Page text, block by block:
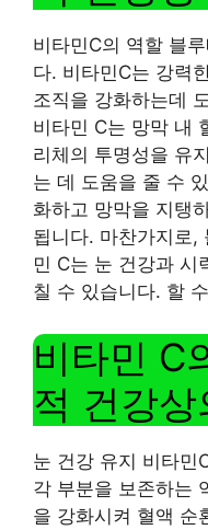
비타민C의 역할 블
다. 비타민C는 강력
조직을 강화하는데
비타민 C는 망막 내
리체의 투명성을 유
는 데 도움을 줄 수
화하고 망막을 지탱
됩니다. 마찬가지로,
민 C는 눈 건강과 시
칠 수 있습니다. 할
비타민 C
적 건강상
눈 건강 유지 비타민
각 부분을 보존하는
을 강화시켜 혈액 순